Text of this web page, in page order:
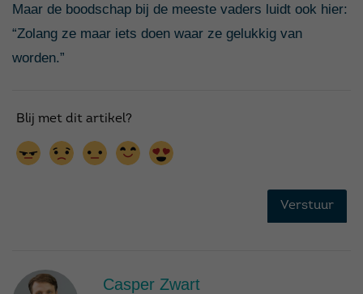
Maar de boodschap bij de meeste vaders luidt ook hier:
“Zolang ze maar iets doen waar ze gelukkig van
worden.”
Casper Zwart